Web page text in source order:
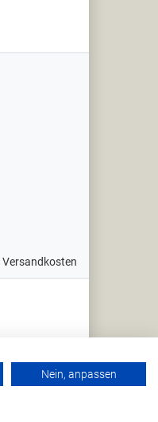
Versandkosten
Nein, anpassen